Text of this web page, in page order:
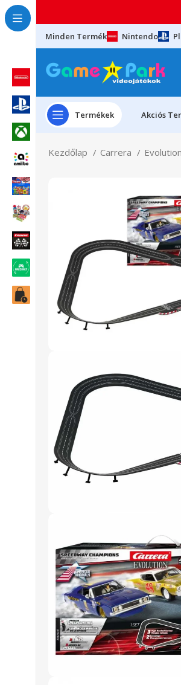
Minden Termék Nintendo
Termékek Akciós
Kezdőlap Carrera Evolution